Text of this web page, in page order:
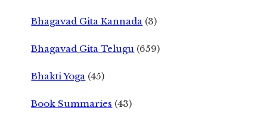
Bhagavad Gita Kannada (3)
Bhagavad Gita Telugu (659)
Bhakti Yoga (45)
Book Summaries (43)